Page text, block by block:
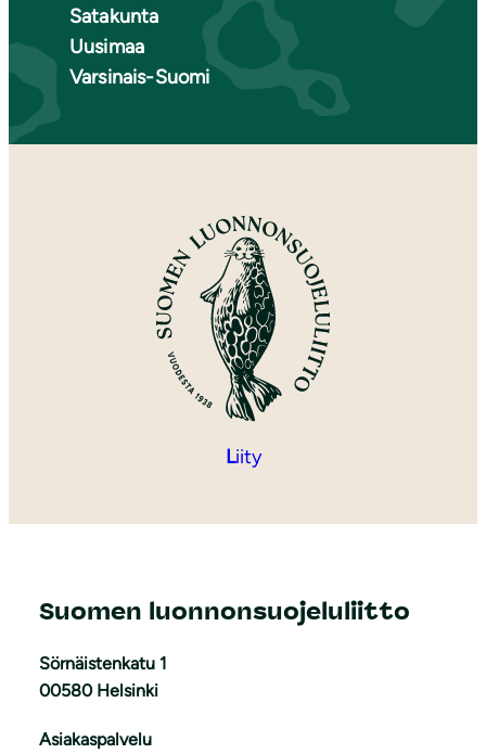
Satakunta
Uusimaa
Varsinais-Suomi
Liity
Suomen luonnonsuojeluliitto
Sörnäistenkatu 1
00580 Helsinki
Asiakaspalvelu